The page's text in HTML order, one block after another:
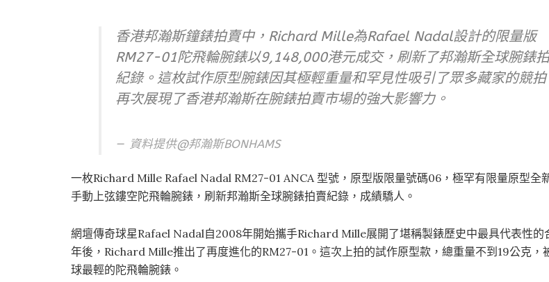
香港邦瀚斯鐘錶拍賣中，Richard Mille為Rafael Nadal設計的限量版
RM27-01陀飛輪腕錶以9,148,000港元成交，刷新了邦瀚斯全球腕錶
紀錄。這枚試作原型腕錶因其極輕重量和罕見性吸引了眾多藏家的競拍
再次展現了香港邦瀚斯在腕錶拍賣市場的強大影響力。
資料提供@邦瀚斯BONHAMS
一枚Richard Mille Rafael Nadal RM27-01 ANCA 型號，原型版限量號碼06，極罕有限量原型全
手動上弦鏤空陀飛輪腕錶，刷新邦瀚斯全球腕錶拍賣紀錄，成績驕人。
網壇傳奇球星Rafael Nadal自2008年開始攜手Richard Mille展開了堪稱製錶歷史中最具代表性的
年後，Richard Mille推出了再度進化的RM27-01。這次上拍的試作原型款，總重量不到19公克，
球最輕的陀飛輪腕錶。